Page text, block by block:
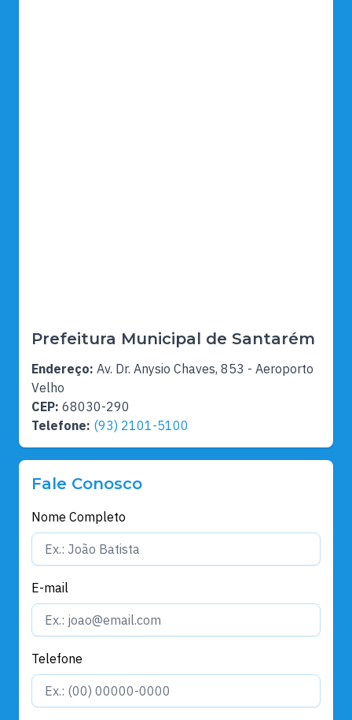
Prefeitura Municipal de Santarém
Endereço: Av. Dr. Anysio Chaves, 853 - Aeroporto
Velho
CEP: 68030-290
Telefone: (93) 2101-5100
Fale Conosco
Nome Completo
E-mail
Telefone